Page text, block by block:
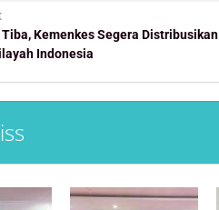
Kemenkes Segera Distribusikan
Indonesia